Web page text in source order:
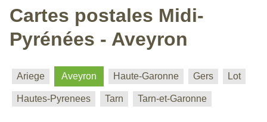
Région de France
Autres pays
Cartes postales Midi-
Pyrénées - Aveyron
Ariege Aveyron Haute-Garonne Gers Lot
Hautes-Pyrenees Tarn Tarn-et-Garonne